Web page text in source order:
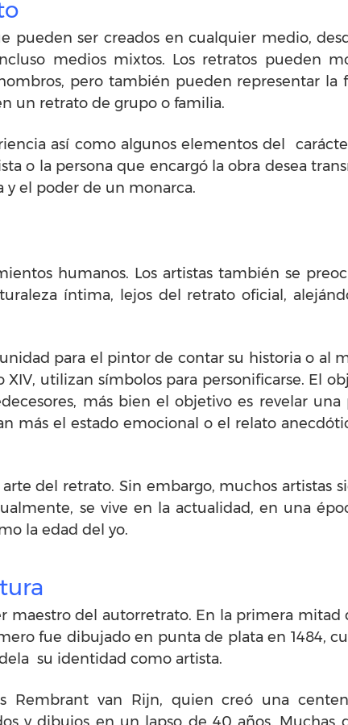
pueden ser creados en cualquier medio,
medios mixtos. Los retratos pueden
pero también pueden representar la
un retrato de grupo o familia.
así como algunos elementos del
o la persona que encargó la obra desea
y el poder de un monarca.
humanos. Los artistas también se
íntima, lejos del retrato oficial,
para el pintor de contar su historia o al
utilizan símbolos para personificarse. El
más bien el objetivo es revelar una
más el estado emocional o el relato
del retrato. Sin embargo, muchos artistas
se vive en la actualidad, en una
la edad del yo.
del autorretrato. En la primera mitad
fue dibujado en punta de plata en 1484,
su identidad como artista.
Rembrant van Rijn, quien creó una